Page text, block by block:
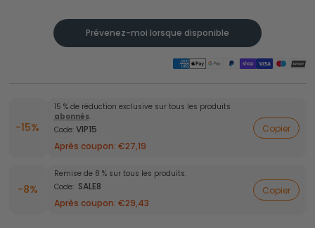
Prévenez-moi lorsque disponible
-15%
15 % de réduction exclusive sur tous les produits
abonnés.
Code: VIP15
Après coupon: €27,19
Copier
-8%
Remise de 8 % sur tous les produits.
Code: SALE8
Après coupon: €29,43
Copier